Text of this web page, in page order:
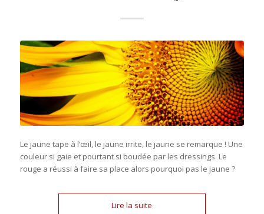
Le jaune tape à l’œil, le jaune irrite, le jaune se remarque ! Une
couleur si gaie et pourtant si boudée par les dressings. Le
rouge a réussi à faire sa place alors pourquoi pas le jaune ?
Lire la suite